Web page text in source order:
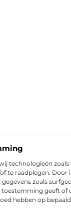
technologieën zoals
te raadplegen. Door
zoals
toestemming geeft of
hebben op